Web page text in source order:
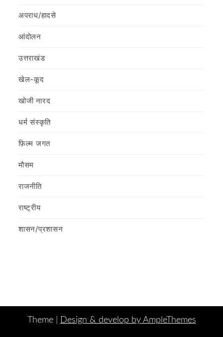
अपराध/हादसे
आंदोलन
उत्तराखंड
खेल-कूद
खोजी नारद
धर्म संस्कृति
फ़िल्‍म जगत
मौसम
राजनीति
राष्ट्रीय
शासन/प्रशासन
Theme | Design & develop by AmpleThemes